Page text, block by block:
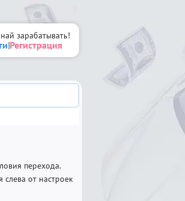
зарабатывать!
|Регистрация
перехода.
от настроек